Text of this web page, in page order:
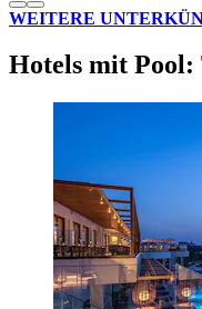
WEITERE
Hotels mit Pool: